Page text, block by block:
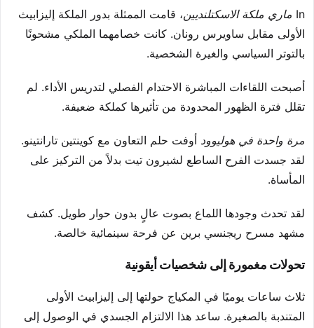
In ماري ملكة الاسكتلنديين، قامت الممثلة بدور الملكة إليزابيث
الأولى مقابل ساويرس رونان. كانت خصامهما الملكي مشحونًا
بالتوتر السياسي والغيرة الشخصية.
أصبحت اللقاءات المباشرة الاحتدام الفصلي لتدريس الأداء. لم
تقلل فترة الظهور المحدودة من تأثيرها كملكة ضعيفة.
مرة واحدة في هوليوود أوفت حلم التعاون مع كوينتين تارانتينو.
لقد جسدت الفرح الساطع لشيرون تيت بدلاً من التركيز على
المأساة.
لقد تحدث وجودها اللماع بصوت عالٍ بدون حوار طويل. كشف
مشهد مسرح ريجنسي برين عن فرحة سينمائية خالصة.
تحولات مغمورة إلى شخصيات أيقونية
ثلاث ساعات يوميًا في المكياج حولتها إلى إليزابيث الأولى
المتندبة بالصغيرة. ساعد هذا الالتزام الجسدي في الوصول إلى